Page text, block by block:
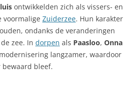
ontwikkelden zich als vissers- en
voormalige Zuiderzee. Hun karakter
ondanks de veranderingen
zee. In dorpen als Paasloo, Onna
langzamer, waardoor
bleef.